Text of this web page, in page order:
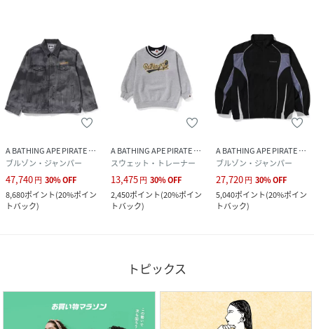
A BATHING APE PIRATE STORE
ブルゾン・ジャンパー
47,740円 30%OFF
8,680ポイント(20%ポイン
トバック)
A BATHING APE PIRATE STORE
スウェット・トレーナー
13,475円 30%OFF
2,450ポイント(20%ポイン
トバック)
A BATHING APE PIRATE STORE
ブルゾン・ジャンパー
27,720円 30%OFF
5,040ポイント(20%ポイン
トバック)
トピックス